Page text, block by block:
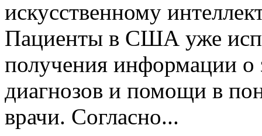
искусственному
Пациенты в США уже
получения информации о
диагнозов и помощи в
врачи. Согласно...